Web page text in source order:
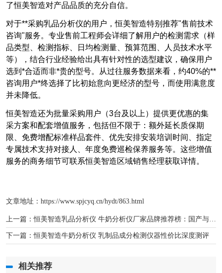
了恒美智造对产品品质的充分自信。
对于**采购乳品分析仪的用户，恒美智造特别推荐"售前技术
咨询"服务。专业售前工程师会详细了解用户的检测需求（样
品类型、检测指标、日均检测量、预算范围、人员技术水平
等），结合行业经验给出具有针对性的选型建议，确保用户
选到*合适而非*贵的型号。从过往服务数据来看，约40%的**
咨询用户*终选择了比初始意向更经济的型号，而使用满意度
并未降低。
恒美智造还为批量采购用户（3台及以上）提供更优惠的集
采方案和配套增值服务，包括但不限于：额外延长质保期
限、免费增配标准样品套件、优先安排安装培训时间、指定
专属技术支持对接人、年度免费巡检保养服务等。这些增值
服务的商务细节可联系恒美智造区域销售经理获取详情。
文章地址： https://www.spjcyq.cn/hydt/863.html
上一篇：恒美智造乳品分析仪 牛奶分析仪厂家品牌推荐榜：国产与进口品牌解析
下一篇：恒美智造牛奶分析仪 乳制品成分检测仪器性价比深度测评
相关推荐